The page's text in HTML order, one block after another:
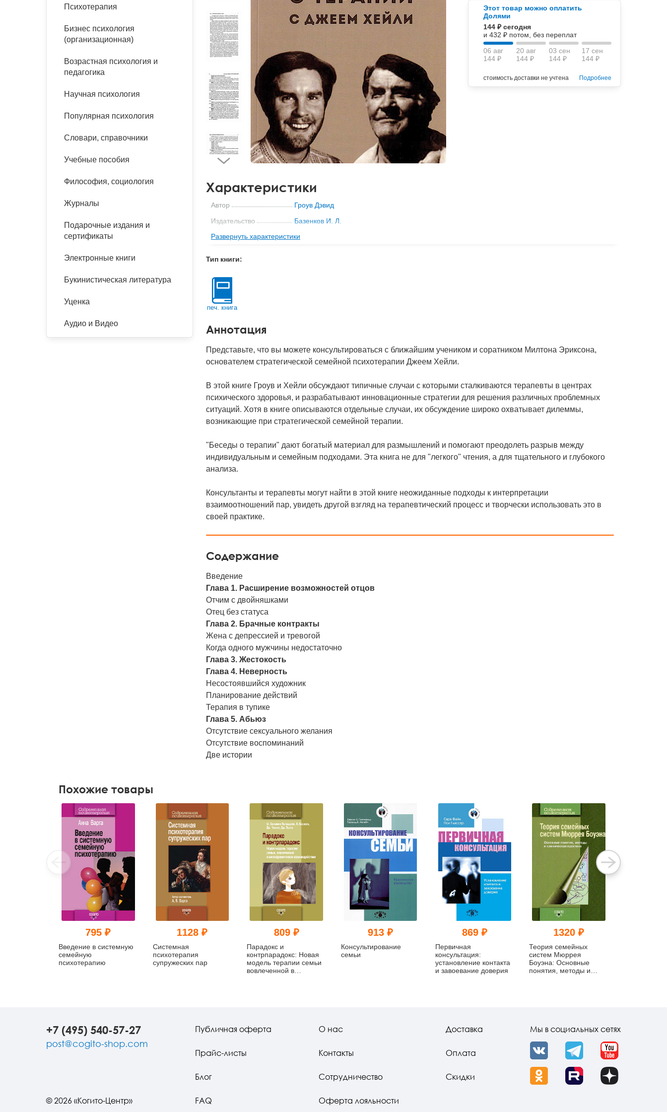
панические атаки
Психодрама
Сказкотерапия
психотерапии
Классический, эриксоновский
эргономика
Социальная психология
Психология развития
организационная психология
психоанализ
Этот товар можно оплатить
Долями
144 ₽ сегодня
и 432 ₽ потом, без переплат
06 авг
144 ₽
20 авг
144 ₽
03 сен
144 ₽
17 сен
144 ₽
стоимость доставки не учтена Подробнее
Характеристики
Автор
Гроув Дэвид
Издательство
Базенков И. Л.
Формат книги
210x148x7 мм
Кол-во стр
Год
Код
Развернуть характеристики
Тип книги:
печ. книга
Аннотация
Представьте, что вы можете консультироваться с ближайшим учеником и соратником Милтона Эриксона,
основателем стратегической семейной психотерапии Джеем Хейли.
В этой книге Гроув и Хейли обсуждают типичные случаи с которыми сталкиваются терапевты в центрах
психического здоровья, и разрабатывают инновационные стратегии для решения различных проблемных
ситуаций. Хотя в книге описываются отдельные случаи, их обсуждение широко охватывает дилеммы,
возникающие при стратегической семейной терапии.
"Беседы о терапии" дают богатый материал для размышлений и помогают преодолеть разрыв между
индивидуальным и семейным подходами. Эта книга не для "легкого" чтения, а для тщательного и глубокого
анализа.
Консультанты и терапевты могут найти в этой книге неожиданные подходы к интерпретации
взаимоотношений пар, увидеть другой взгляд на терапевтический процесс и творчески использовать это в
своей практике.
Содержание
Введение
Глава 1. Расширение возможностей отцов
Отчим с двойняшками
Отец без статуса
Глава 2. Брачные контракты
Жена с депрессией и тревогой
Когда одного мужчины недостаточно
Глава 3. Жестокость
Глава 4. Неверность
Несостоявшийся художник
Планирование действий
Терапия в тупике
Глава 5. Абьюз
Отсутствие сексуального желания
Отсутствие воспоминаний
Две истории
Психотерапия
Бизнес психология
(организационная)
Возрастная психология и
педагогика
Научная психология
Популярная психология
Словари, справочники
Учебные пособия
Философия, социология
Журналы
Подарочные издания и
сертификаты
Электронные книги
Букинистическая литература
Уценка
Аудио и Видео
Похожие товары
795 ₽
Введение в системную
семейную
психотерапию
1128 ₽
Системная
психотерапия
супружеских пар
809 ₽
Парадокс и
контрпарадокс: Новая
модель терапии семьи
вовлеченной в
913 ₽
Консультирование
семьи
869 ₽
Первичная
консультация:
установление контакта
и завоевание доверия
1320 ₽
Теория семейных
систем Мюррея
Боуэна: Основные
понятия, методы и
+7 (495) 540-57-27
post@cogito-shop.com
Публичная оферта
Прайс-листы
Блог
FAQ
О нас
Контакты
Сотрудничество
Оферта лояльности
Доставка
Оплата
Скидки
Мы в социальных сетях
VK Telegram YouTube
OK Rutube Dzen
© 2026 «Когито-Центр»